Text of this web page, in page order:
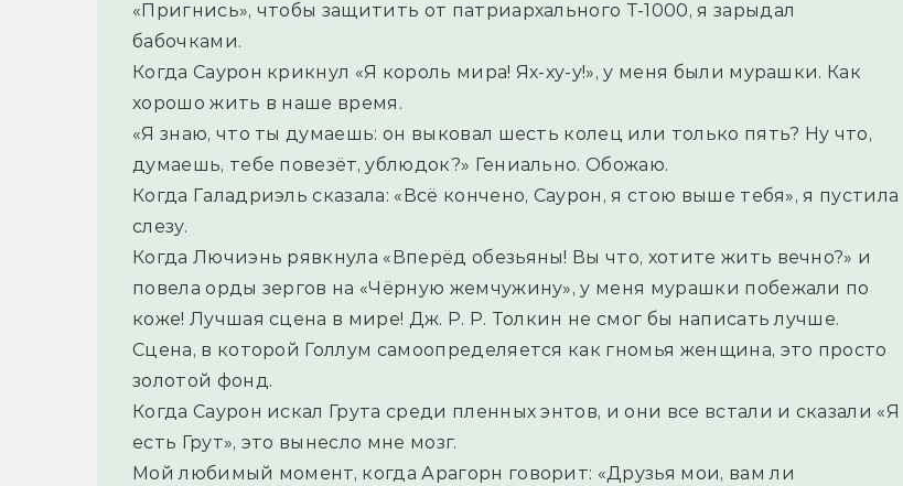
«Пригнись», чтобы защитить от патриархального Т-1000, я зарыдал
бабочками.
Когда Саурон крикнул «Я король мира! Ях-ху-у!», у меня были мурашки. Как
хорошо жить в наше время.
«Я знаю, что ты думаешь: он выковал шесть колец или только пять? Ну что,
думаешь, тебе повезёт, ублюдок?» Гениально. Обожаю.
Когда Галадриэль сказала: «Всё кончено, Саурон, я стою выше тебя», я пустила
слезу.
Когда Лючиэнь рявкнула «Вперёд обезьяны! Вы что, хотите жить вечно?» и
повела орды зергов на «Чёрную жемчужину», у меня мурашки побежали по
коже! Лучшая сцена в мире! Дж. Р. Р. Толкин не смог бы написать лучше.
Сцена, в которой Голлум самоопределяется как гномья женщина, это просто
золотой фонд.
Когда Саурон искал Грута среди пленных энтов, и они все встали и сказали «Я
есть Грут», это вынесло мне мозг.
Мой любимый момент, когда Арагорн говорит: «Друзья мои, вам ли